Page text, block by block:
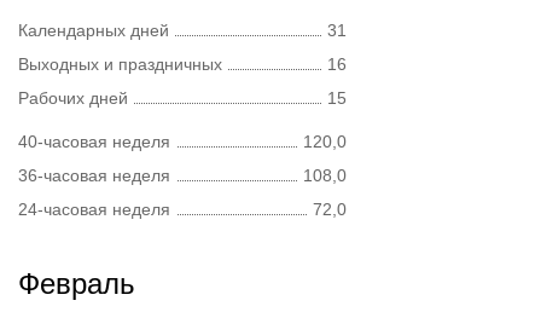
Календарных дней
31
Выходных и праздничных
16
Рабочих дней
15
40-часовая неделя
120,0
36-часовая неделя
108,0
24-часовая неделя
72,0
Февраль